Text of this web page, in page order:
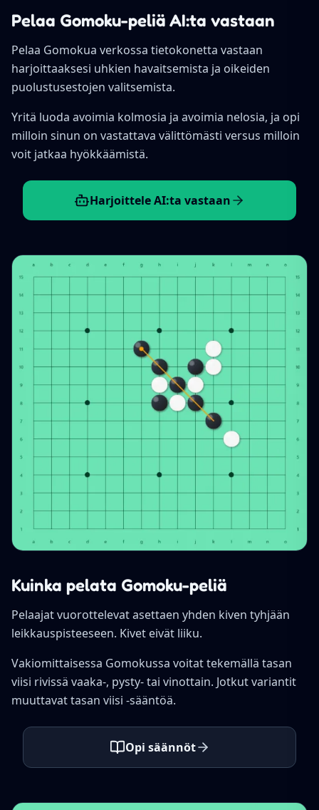
Pelaa Gomoku-peliä AI:ta vastaan
Pelaa Gomokua verkossa tietokonetta vastaan
harjoittaaksesi uhkien havaitsemista ja oikeiden
puolustusestojen valitsemista.
Yritä luoda avoimia kolmosia ja avoimia nelosia, ja opi
milloin sinun on vastattava välittömästi versus milloin
voit jatkaa hyökkäämistä.
Harjoittele AI:ta vastaan
Kuinka pelata Gomoku-peliä
Pelaajat vuorottelevat asettaen yhden kiven tyhjään
leikkauspisteeseen. Kivet eivät liiku.
Vakiomittaisessa Gomokussa voitat tekemällä tasan
viisi rivissä vaaka-, pysty- tai vinottain. Jotkut variantit
muuttavat tasan viisi -sääntöä.
Opi säännöt